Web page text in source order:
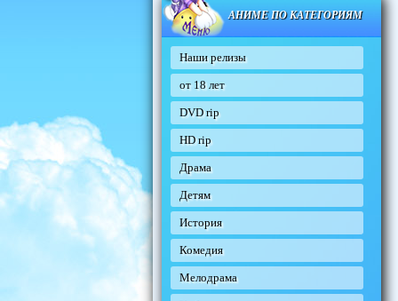
АНИМЕ ПО КАТЕГОРИЯМ
Наши релизы
от 18 лет
DVD rip
HD rip
Драма
Детям
История
Комедия
Мелодрама